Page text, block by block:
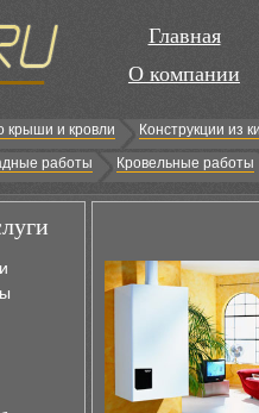
Главная
О компании
крыши и кровли
Конструкции из
работы Кровельные работы